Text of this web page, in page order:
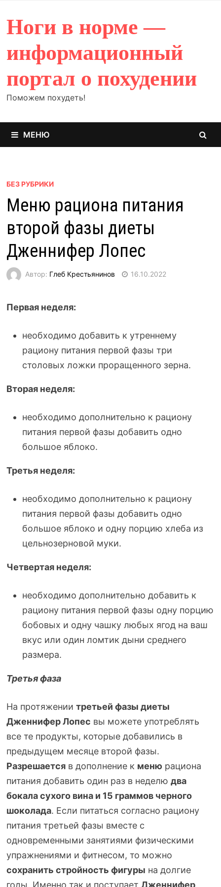
содержимому
Ноги в норме —
информационный
портал о похудении
Поможем похудеть!
МЕНЮ
БЕЗ РУБРИКИ
Меню рациона питания
второй фазы диеты
Дженнифер Лопес
Автор: Глеб Крестьянинов 16.10.2022
Первая неделя:
необходимо добавить к утреннему
рациону питания первой фазы три
столовых ложки проращенного зерна.
Вторая неделя:
необходимо дополнительно к рациону
питания первой фазы добавить одно
большое яблоко.
Третья неделя:
необходимо дополнительно к рациону
питания первой фазы добавить одно
большое яблоко и одну порцию хлеба из
цельнозерновой муки.
Четвертая неделя:
необходимо дополнительно добавить к
рациону питания первой фазы одну порцию
бобовых и одну чашку любых ягод на ваш
вкус или один ломтик дыни среднего
размера.
Третья фаза
На протяжении третьей фазы диеты
Дженнифер Лопес вы можете употреблять
все те продукты, которые добавились в
предыдущем месяце второй фазы.
Разрешаетсяв дополнение к меню рациона
питания добавить один раз в неделю два
бокала сухого вина и 15 граммов черного
шоколада. Если питаться согласно рациону
питания третьей фазы вместе с
одновременными занятиями физическими
упражнениями и фитнесом, то можно
сохранить стройность фигуры на долгие
годы. Именно так и поступает Дженнифер